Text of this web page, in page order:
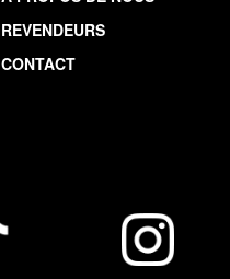
REVENDEURS
CONTACT